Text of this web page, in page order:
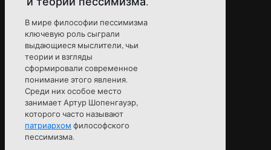
В мире философии пессимизма
ключевую роль сыграли
выдающиеся мыслители, чьи
теории и взгляды
сформировали современное
понимание этого явления.
Среди них особое место
занимает Артур Шопенгауэр,
которого часто называют
патриархом философского
пессимизма.